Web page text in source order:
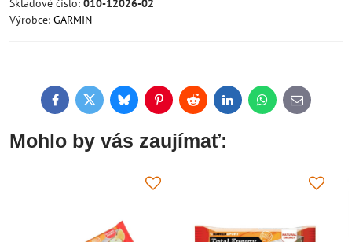
Skladové číslo: 010-12026-02
Výrobce: GARMIN
FacebookTwitterBlueskyPinterestReddit LinkedInWhatsApp
E-
mail
Mohlo by vás zaujímať: